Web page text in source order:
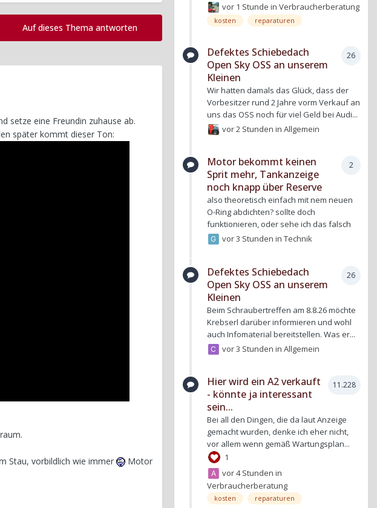
Auf dieses Thema antworten
setze eine Freundin zuhause ab.
später kommt dieser Ton:
Stau, vorbildlich wie immer
Motor
vor 1 Stunde inVerbraucherberatung
kosten reparaturen
26
Defektes Schiebedach
Open Sky OSS an unserem
Kleinen
Wir hatten damals das Glück, dass der
Vorbesitzer rund 2 Jahre vorm Verkauf an
uns das OSS noch für viel Geld bei Audi...
vor 2 Stunden inAllgemein
2
Motor bekommt keinen
Sprit mehr, Tankanzeige
noch knapp über Reserve
also theoretisch einfach mit nem neuen
O-Ring abdichten? sollte doch
funktionieren, oder sehe ich das falsch
vor 3 Stunden inTechnik
26
Defektes Schiebedach
Open Sky OSS an unserem
Kleinen
Beim Schraubertreffen am 8.8.26 möchte
Krebserl darüber informieren und wohl
auch Infomaterial bereitstellen. Was er...
vor 3 Stunden inAllgemein
11.228
Hier wird ein A2 verkauft
- könnte ja interessant
sein...
Bei all den Dingen, die da laut Anzeige
gemacht wurden, denke ich eher nicht,
vor allem wenn gemäß Wartungsplan...
1
vor 4 Stunden in
Verbraucherberatung
kosten reparaturen